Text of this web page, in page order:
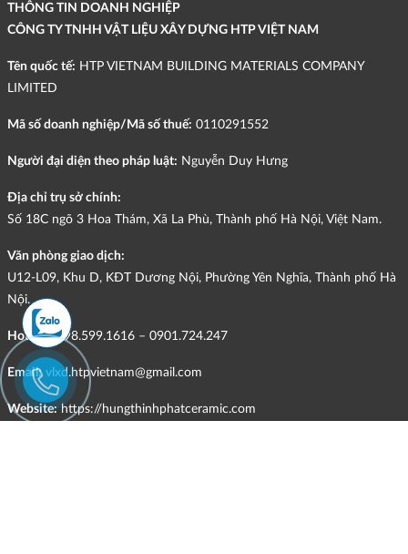
THÔNG TIN DOANH NGHIỆP
CÔNG TY TNHH VẬT LIỆU XÂY DỰNG HTP VIỆT NAM
Tên quốc tế: HTP VIETNAM BUILDING MATERIALS COMPANY
LIMITED
Mã số doanh nghiệp/Mã số thuế: 0110291552
Người đại diện theo pháp luật: Nguyễn Duy Hưng
Địa chỉ trụ sở chính:
Số 18C ngõ 3 Hoa Thám, Xã La Phù, Thành phố Hà Nội, Việt Nam.
Văn phòng giao dịch:
U12-L09, Khu D, KĐT Dương Nội, Phường Yên Nghĩa, Thành phố Hà
Nội.
Hotline:098.599.1616 – 0901.724.247
Email: vlxd.htpvietnam@gmail.com
Website: https://hungthinhphatceramic.com